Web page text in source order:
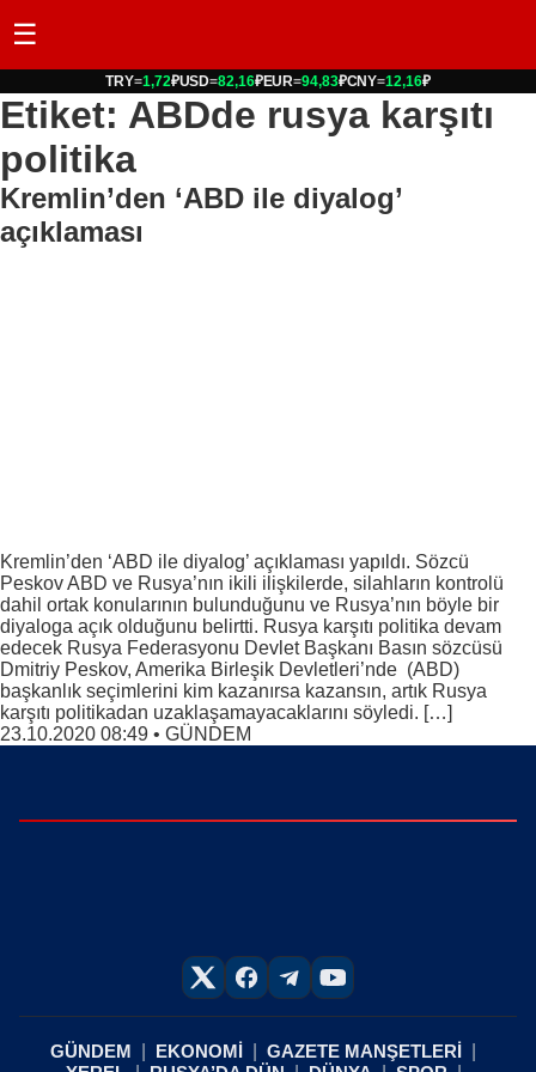
☰
TRY=1,72₽USD=82,16₽EUR=94,83₽CNY=12,16₽
Etiket: ABDde rusya karşıtı
politika
Kremlin’den ‘ABD ile diyalog’
açıklaması
Kremlin’den ‘ABD ile diyalog’ açıklaması yapıldı. Sözcü
Peskov ABD ve Rusya’nın ikili ilişkilerde, silahların kontrolü
dahil ortak konularının bulunduğunu ve Rusya’nın böyle bir
diyaloga açık olduğunu belirtti. Rusya karşıtı politika devam
edecek Rusya Federasyonu Devlet Başkanı Basın sözcüsü
Dmitriy Peskov, Amerika Birleşik Devletleri’nde (ABD)
başkanlık seçimlerini kim kazanırsa kazansın, artık Rusya
karşıtı politikadan uzaklaşamayacaklarını söyledi. […]
23.10.2020 08:49 • GÜNDEM
GÜNDEM EKONOMİ
GAZETE MANŞETLERİ